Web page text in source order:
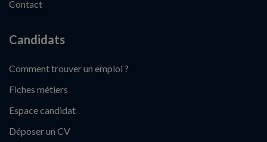
Contact
Candidats
Comment trouver un emploi ?
Fiches métiers
Espace candidat
Déposer un CV